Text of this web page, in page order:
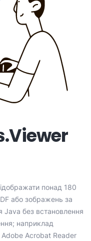
понад 180
або зображень за
Java без встановлення
наприклад
Acrobat Reader